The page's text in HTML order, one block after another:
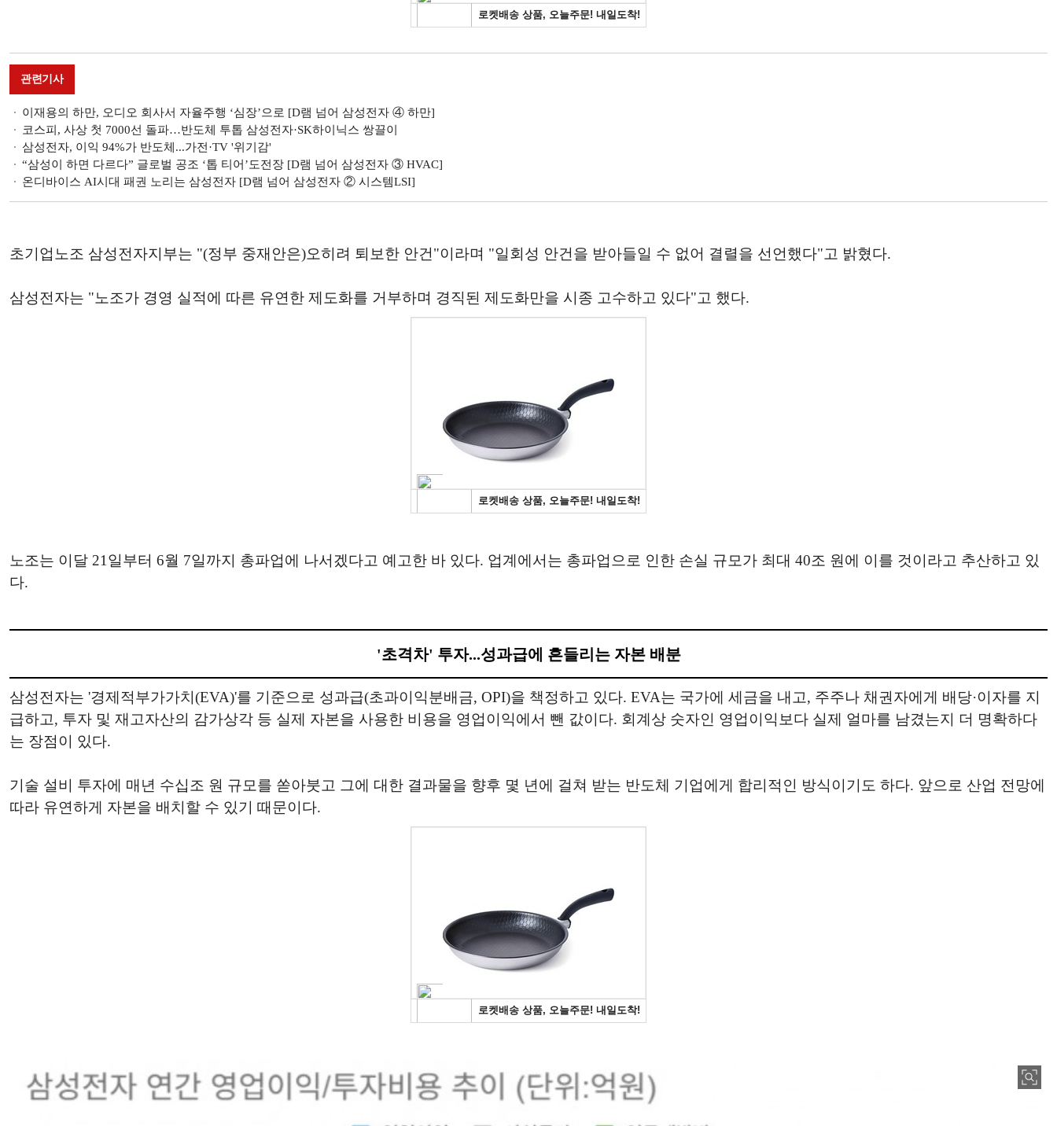
관련기사
이재용의 하만, 오디오 회사서 자율주행 ‘심장ʼ으로 [D램 넘어 삼성전자 ④ 하만]
코스피, 사상 첫 7000선 돌파…반도체 투톱 삼성전자·SK하이닉스 쌍끌이
삼성전자, 이익 94%가 반도체...가전·TV '위기감'
“삼성이 하면 다르다” 글로벌 공조 ‘톱 티어ʼ도전장 [D램 넘어 삼성전자 ③ HVAC]
온디바이스 AI시대 패권 노리는 삼성전자 [D램 넘어 삼성전자 ② 시스템LSI]
초기업노조 삼성전자지부는 "(정부 중재안은)오히려 퇴보한 안건"이라며 "일회성 안건을 받아들일 수 없어 결렬을 선언했다"고 밝혔다.
삼성전자는 "노조가 경영 실적에 따른 유연한 제도화를 거부하며 경직된 제도화만을 시종 고수하고 있다"고 했다.
노조는 이달 21일부터 6월 7일까지 총파업에 나서겠다고 예고한 바 있다. 업계에서는 총파업으로 인한 손실 규모가 최대 40조 원에 이를 것이라고 추산하고 있
다.
'초격차' 투자...성과급에 흔들리는 자본 배분
삼성전자는 '경제적부가가치(EVA)'를 기준으로 성과급(초과이익분배금, OPI)을 책정하고 있다. EVA는 국가에 세금을 내고, 주주나 채권자에게 배당·이자를 지
급하고, 투자 및 재고자산의 감가상각 등 실제 자본을 사용한 비용을 영업이익에서 뺀 값이다. 회계상 숫자인 영업이익보다 실제 얼마를 남겼는지 더 명확하다
는 장점이 있다.
기술 설비 투자에 매년 수십조 원 규모를 쏟아붓고 그에 대한 결과물을 향후 몇 년에 걸쳐 받는 반도체 기업에게 합리적인 방식이기도 하다. 앞으로 산업 전망에
따라 유연하게 자본을 배치할 수 있기 때문이다.